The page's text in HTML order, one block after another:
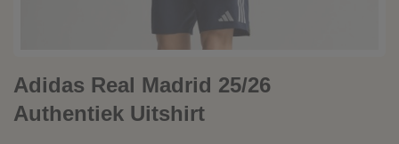
Adidas Real Madrid 25/26
Authentiek Uitshirt